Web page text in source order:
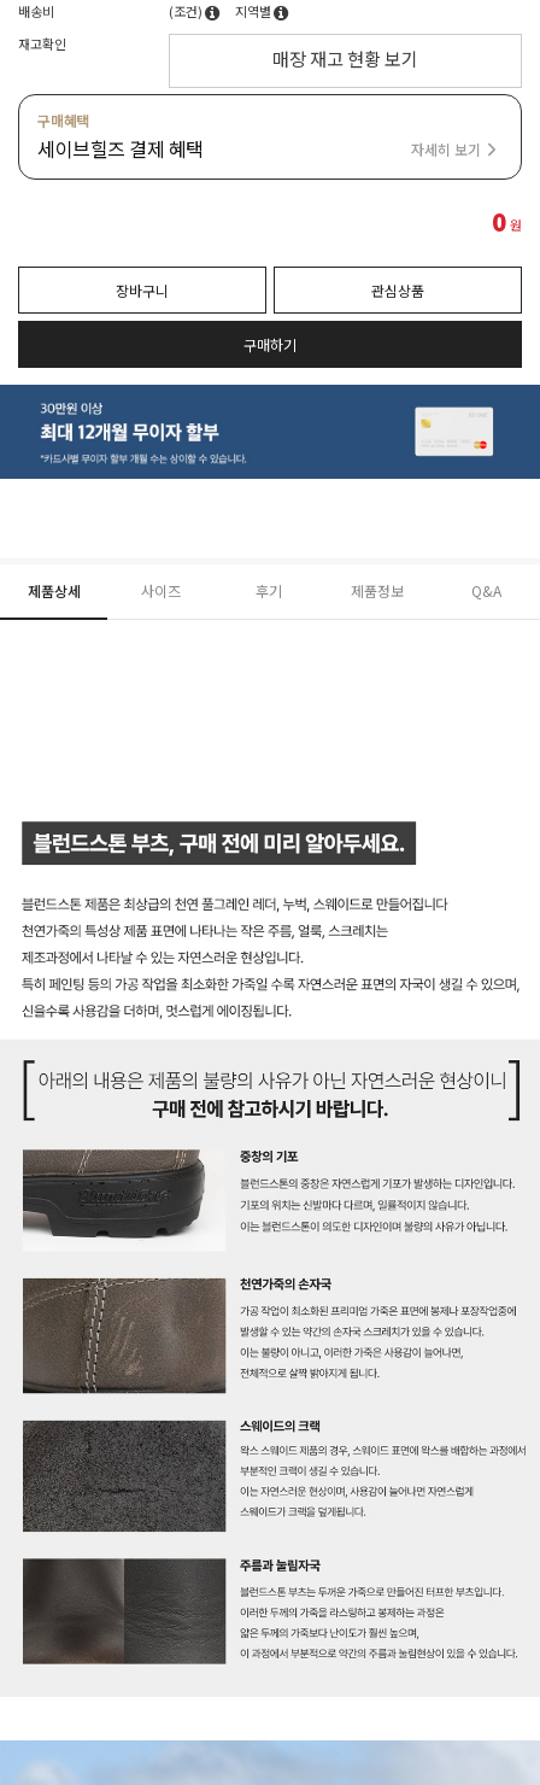
배송비
(조건)
지역별
재고확인
매장 재고 현황 보기
구매혜택
세이브힐즈 결제 혜택 자세히 보기
0원
장바구니 관심상품
구매하기
제품상세 사이즈 후기 제품정보 Q&A